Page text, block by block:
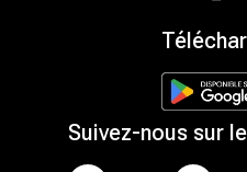
Suivez-nous sur